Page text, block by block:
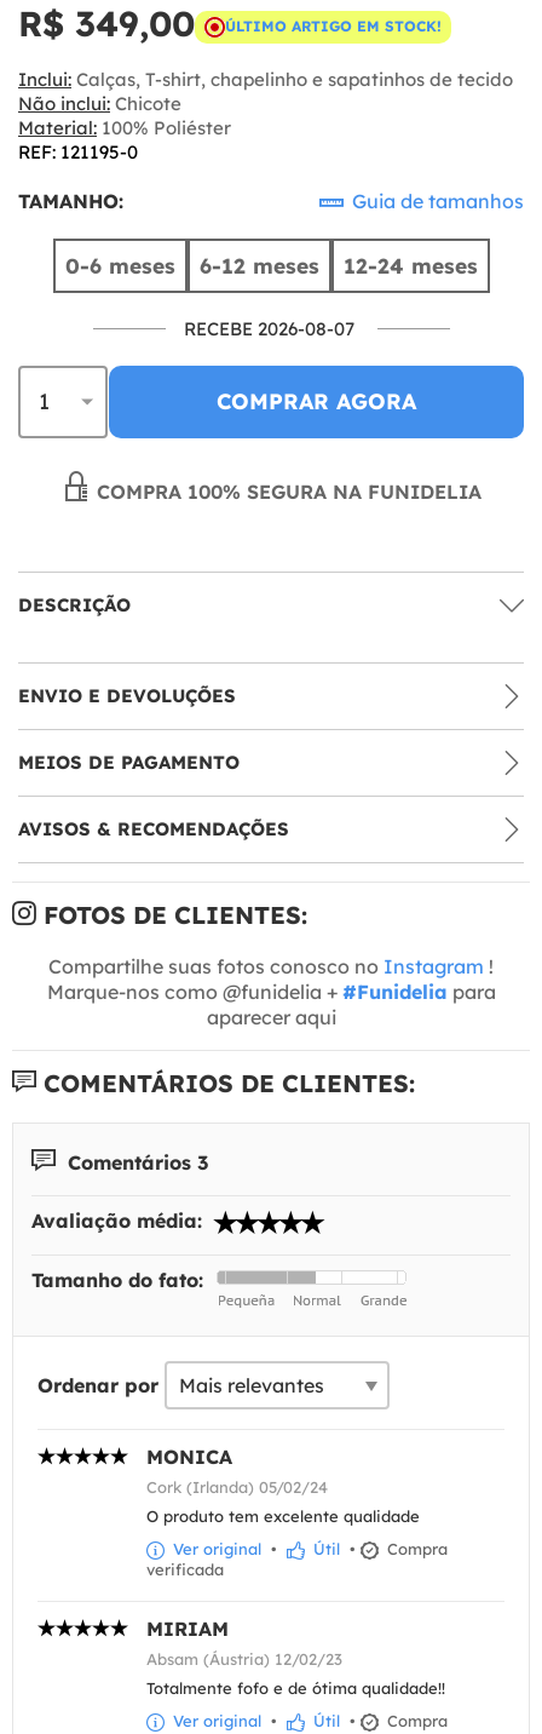
R$ 349,00 ÚLTIMO ARTIGO EM STOCK!
Inclui: Calças, T-shirt, chapelinho e sapatinhos de tecido
Não inclui: Chicote
Material: 100% Poliéster
REF: 121195-0
TAMANHO: Guia de tamanhos
0-6 meses 6-12 meses 12-24 meses
RECEBE 2026-08-07
COMPRAR AGORA
COMPRA 100% SEGURA NA FUNIDELIA
DESCRIÇÃO
ENVIO E DEVOLUÇÕES
MEIOS DE PAGAMENTO
AVISOS & RECOMENDAÇÕES
FOTOS DE CLIENTES:
Compartilhe suas fotos conosco no Instagram !
Marque-nos como @funidelia + #Funidelia para
aparecer aqui
COMENTÁRIOS DE CLIENTES:
Comentários 3
Avaliação média:
Tamanho do fato:
Ordenar por
MONICA
Cork (Irlanda) 05/02/24
O produto tem excelente qualidade
Ver original • Útil •
Compra
verificada
MIRIAM
Absam (Áustria) 12/02/23
Totalmente fofo e de ótima qualidade!!
Ver original • Útil •
Compra